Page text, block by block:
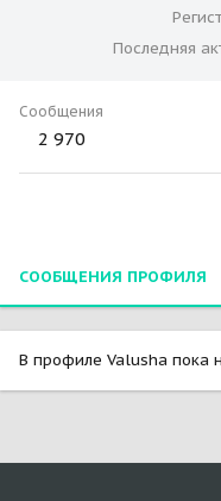
Последняя
Сообщения
2 970
СООБЩЕНИЯ ПРОФИЛЯ
В профиле Valusha пока